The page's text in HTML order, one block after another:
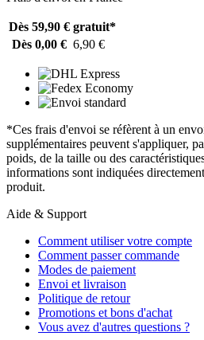
Dès 59,90 € gratuit*
Dès 0,00 € 6,90 €
*Ces frais d'envoi se réfèrent à un
supplémentaires peuvent s'appliquer,
poids, de la taille ou des
informations sont indiquées
produit.
Aide & Support
Comment utiliser votre compte
Comment passer commande
Modes de paiement
Envoi et livraison
Politique de retour
Promotions et bons d'achat
Vous avez d'autres questions ?